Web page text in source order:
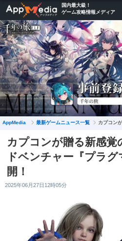
国内最大級！
ゲーム攻略情報メディア
AppMedia 最新ゲームニュース一覧 カプコン
カプコンが贈る新感
ドベンチャー『プラ
開！
2025年06月27日12時05分